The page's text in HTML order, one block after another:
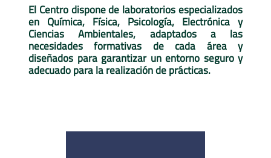
El Centro dispone de laboratorios especializados
en Química, Física, Psicología, Electrónica y
Ciencias Ambientales, adaptados a las
necesidades formativas de cada área y
diseñados para garantizar un entorno seguro y
adecuado para la realización de prácticas.